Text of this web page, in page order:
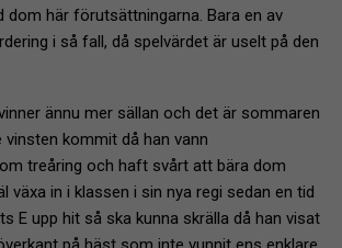
dom här förutsättningarna. Bara en av
i så fall, då spelvärdet är uselt på den
ännu mer sällan och det är sommaren
kommit då han vann
treåring och haft svårt att bära dom
växa in i klassen i sin nya regi sedan en tid
E upp hit så ska kunna skrälla då han visat